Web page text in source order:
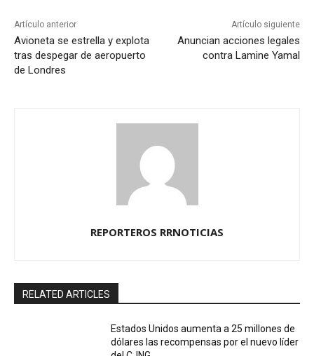
Artículo anterior
Avioneta se estrella y explota
tras despegar de aeropuerto
de Londres
Artículo siguiente
Anuncian acciones legales
contra Lamine Yamal
REPORTEROS RRNOTICIAS
RELATED ARTICLES
Estados Unidos aumenta a 25 millones de
dólares las recompensas por el nuevo líder